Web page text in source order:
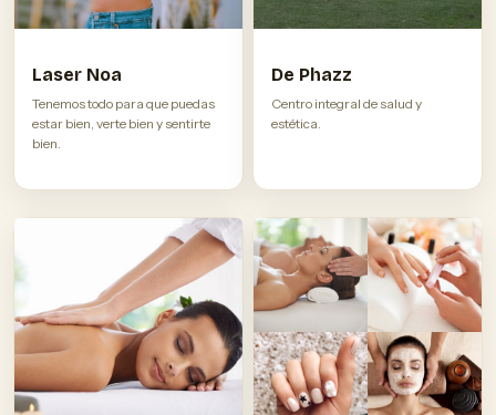
Laser Noa
Tenemos todo para que puedas
estar bien, verte bien y sentirte
bien.
De Phazz
Centro integral de salud y
estética.